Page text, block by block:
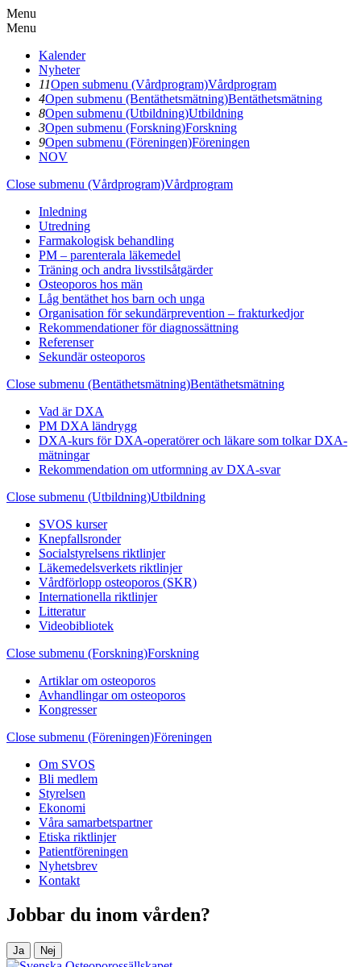
Menu
Menu
Kalender
Nyheter
11Open submenu (Vårdprogram)Vårdprogram
4Open submenu (Bentäthetsmätning)Bentäthetsmätning
8Open submenu (Utbildning)Utbildning
3Open submenu (Forskning)Forskning
9Open submenu (Föreningen)Föreningen
NOV
Close submenu (Vårdprogram)Vårdprogram
Inledning
Utredning
Farmakologisk behandling
PM – parenterala läkemedel
Träning och andra livsstilsåtgärder
Osteoporos hos män
Låg bentäthet hos barn och unga
Organisation för sekundärprevention – frakturkedjor
Rekommendationer för diagnossättning
Referenser
Sekundär osteoporos
Close submenu (Bentäthetsmätning)Bentäthetsmätning
Vad är DXA
PM DXA ländrygg
DXA-kurs för DXA-operatörer och läkare som tolkar DXA-
mätningar
Rekommendation om utformning av DXA-svar
Close submenu (Utbildning)Utbildning
SVOS kurser
Knepfallsronder
Socialstyrelsens riktlinjer
Läkemedelsverkets riktlinjer
Vårdförlopp osteoporos (SKR)
Internationella riktlinjer
Litteratur
Videobibliotek
Close submenu (Forskning)Forskning
Artiklar om osteoporos
Avhandlingar om osteoporos
Kongresser
Close submenu (Föreningen)Föreningen
Om SVOS
Bli medlem
Styrelsen
Ekonomi
Våra samarbetspartner
Etiska riktlinjer
Patientföreningen
Nyhetsbrev
Kontakt
Jobbar du inom vården?
Ja Nej